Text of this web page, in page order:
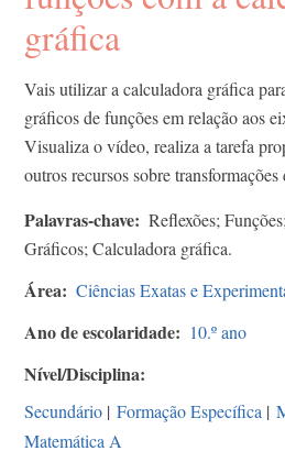
gráfica
Vais utilizar a calculadora gráfica
gráficos de funções em relação aos
Visualiza o vídeo, realiza a tarefa
outros recursos sobre transformações
Palavras-chave
Reflexões;
Gráficos; Calculadora gráfica.
Área Ciências Exatas e
Ano de escolaridade 10.º ano
Nível/Disciplina
Secundário | Formação Específica |
Matemática A